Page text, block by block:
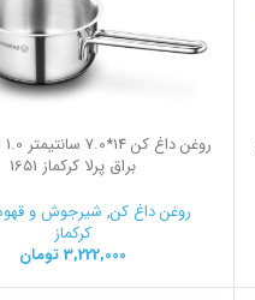
براق پرلا کرکماز 1651
روغن داغ کن, شیرجوش و
کرکماز
3,222,000تومان